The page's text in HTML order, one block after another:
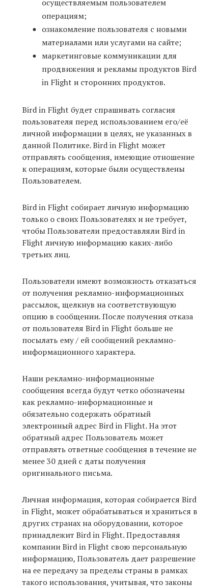
осуществляемым пользователем
операциям;
ознакомление пользователя с новыми
материалами или услугами на сайте;
маркетинговые коммуникации для
продвижения и рекламы продуктов Bird
in Flight и сторонних продуктов.
Bird in Flight будет спрашивать согласия
пользователя перед использованием его/её
личной информации в целях, не указанных в
данной Политике. Bird in Flight может
отправлять сообщения, имеющие отношение
к операциям, которые были осуществлены
Пользователем.
Bird in Flight собирает личную информацию
только о своих Пользователях и не требует,
чтобы Пользователи предоставляли Bird in
Flight личную информацию каких-либо
третьих лиц.
Пользователи имеют возможность отказаться
от получения рекламно-информационных
рассылок, щелкнув на соответствующую
опцию в сообщении. После получения отказа
от пользователя Bird in Flight больше не
посылать ему / ей сообщений рекламно-
информационного характера.
Наши рекламно-информационные
сообщения всегда будут четко обозначены
как рекламно-информационные и
обязательно содержать обратный
электронный адрес Bird in Flight. На этот
обратный адрес Пользователь может
отправлять ответные сообщения в течение не
менее 30 дней с даты получения
оригинального письма.
Личная информация, которая собирается Bird
in Flight, может обрабатываться и храниться в
других странах на оборудовании, которое
принадлежит Bird in Flight. Предоставляя
компании Bird in Flight свою персональную
информацию, Пользователь дает разрешение
на ее передачу за пределы страны в рамках
такого использования, учитывая, что законы